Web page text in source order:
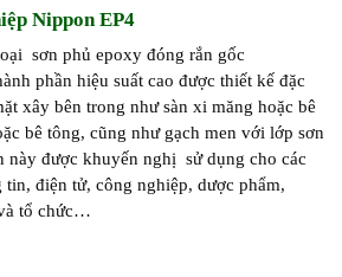
Nippon EP4
sơn phủ epoxy đóng rắn gốc
phần hiệu suất cao được thiết kế đặc
xây bên trong như sàn xi măng hoặc bê
bê tông, cũng như gạch men với lớp sơn
này được khuyến nghị sử dụng cho các
tin, điện tử, công nghiệp, dược phẩm,
tổ chức…